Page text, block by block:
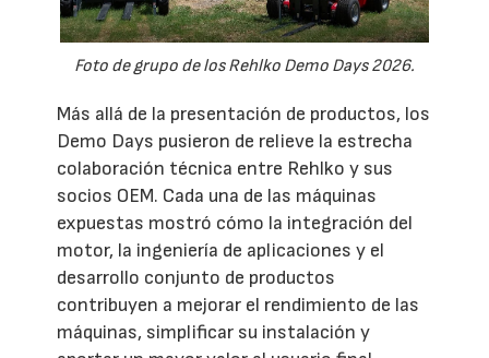
Foto de grupo de los Rehlko Demo Days 2026.
Más allá de la presentación de productos, los
Demo Days pusieron de relieve la estrecha
colaboración técnica entre Rehlko y sus
socios OEM. Cada una de las máquinas
expuestas mostró cómo la integración del
motor, la ingeniería de aplicaciones y el
desarrollo conjunto de productos
contribuyen a mejorar el rendimiento de las
máquinas, simplificar su instalación y